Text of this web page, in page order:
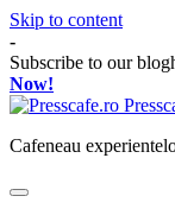
Skip to content
-
Subscribe to our
Now!
Cafeneau